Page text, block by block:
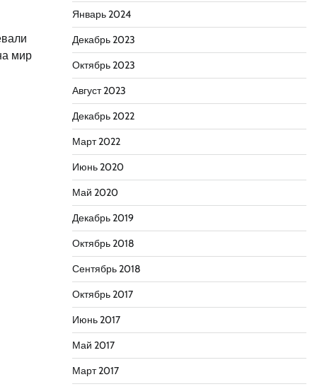
мир
Январь 2024
Декабрь 2023
Октябрь 2023
Август 2023
Декабрь 2022
Март 2022
Июнь 2020
Май 2020
Декабрь 2019
Октябрь 2018
Сентябрь 2018
Октябрь 2017
Июнь 2017
Май 2017
Март 2017